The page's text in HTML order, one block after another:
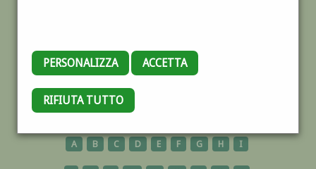
PERSONALIZZA ACCETTA
RIFIUTA TUTTO
SAVONA
A B C D E F G H I